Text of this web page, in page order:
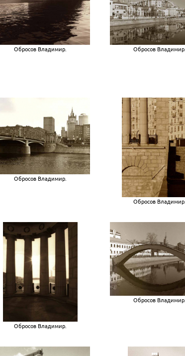
Обросов Владимир. Обросов Владимир.
Обросов Владимир.
Обросов Владимир.
Обросов Владимир.
Обросов Владимир.